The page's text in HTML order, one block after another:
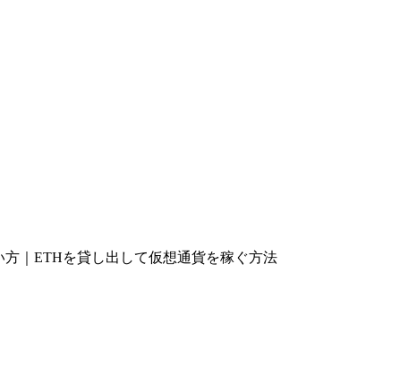
方｜ETHを貸し出して仮想通貨を稼ぐ方法